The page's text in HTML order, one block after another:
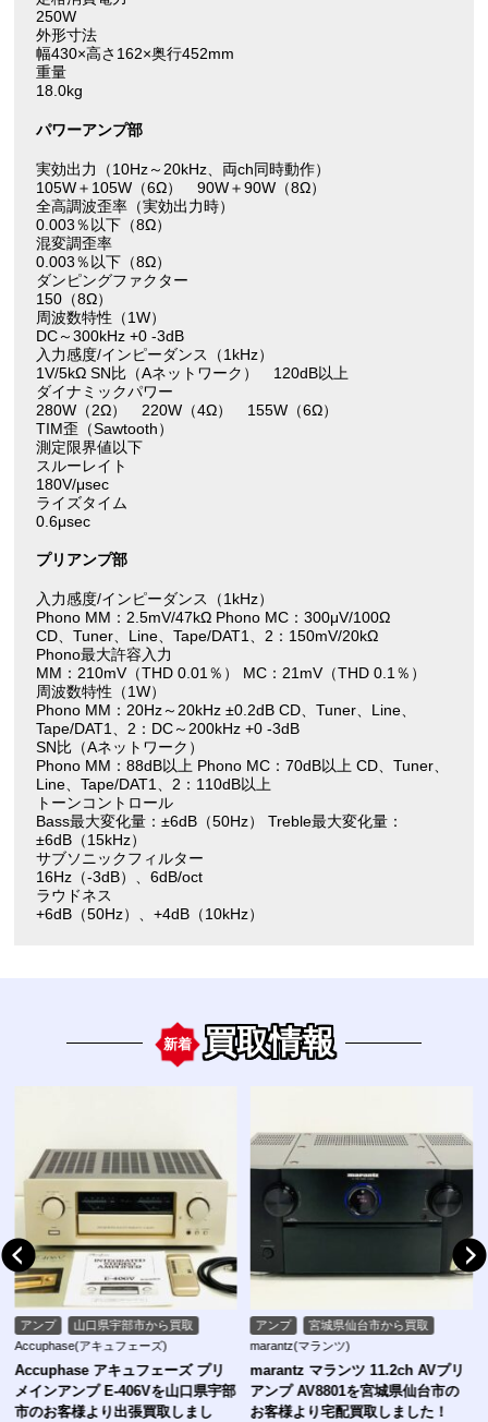
250W
外形寸法
幅430×高さ162×奥行452mm
重量
18.0kg
パワーアンプ部
実効出力（10Hz～20kHz、両ch同時動作）
105W＋105W（6Ω） 90W＋90W（8Ω）
全高調波歪率（実効出力時）
0.003％以下（8Ω）
混変調歪率
0.003％以下（8Ω）
ダンピングファクター
150（8Ω）
周波数特性（1W）
DC～300kHz +0 -3dB
入力感度/インピーダンス（1kHz）
1V/5kΩ SN比（Aネットワーク） 120dB以上
ダイナミックパワー
280W（2Ω） 220W（4Ω） 155W（6Ω）
TIM歪（Sawtooth）
測定限界値以下
スルーレイト
180V/μsec
ライズタイム
0.6μsec
プリアンプ部
入力感度/インピーダンス（1kHz）
Phono MM：2.5mV/47kΩ Phono MC：300μV/100Ω
CD、Tuner、Line、Tape/DAT1、2：150mV/20kΩ
Phono最大許容入力
MM：210mV（THD 0.01％） MC：21mV（THD 0.1％）
周波数特性（1W）
Phono MM：20Hz～20kHz ±0.2dB CD、Tuner、Line、
Tape/DAT1、2：DC～200kHz +0 -3dB
SN比（Aネットワーク）
Phono MM：88dB以上 Phono MC：70dB以上 CD、Tuner、
Line、Tape/DAT1、2：110dB以上
トーンコントロール
Bass最大変化量：±6dB（50Hz） Treble最大変化量：
±6dB（15kHz）
サブソニックフィルター
16Hz（-3dB）、6dB/oct
ラウドネス
+6dB（50Hz）、+4dB（10kHz）
新着 買取情報
アンプ
山口県宇部市から買取
Accuphase(アキュフェーズ)
Accuphase アキュフェーズ プリ
メインアンプ E-406Vを山口県宇部
市のお客様より出張買取しまし
アンプ
宮城県仙台市から買取
marantz(マランツ)
marantz マランツ 11.2ch AVプリ
アンプ AV8801を宮城県仙台市の
お客様より宅配買取しました！